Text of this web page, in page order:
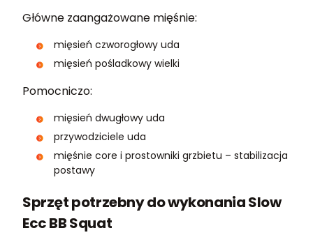
Główne zaangażowane mięśnie:
mięsień czworogłowy uda
mięsień pośladkowy wielki
Pomocniczo:
mięsień dwugłowy uda
przywodziciele uda
mięśnie core i prostowniki grzbietu – stabilizacja
postawy
Sprzęt potrzebny do wykonania Slow
Ecc BB Squat